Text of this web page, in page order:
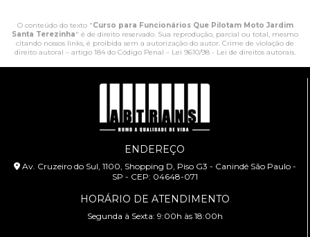
O conteúdo do texto "Curso para Funcionários Que Pilotam Moto Jardim
Santa Terezinha" é de direito reservado. Sua reprodução, parcial ou total, mesmo
citando nossos links, é proibida sem a autorização do autor. Crime de violação de
direito autoral – artigo 184 do Código Penal – Lei 9610/98 - Lei de direitos autorais.
ENDEREÇO
Av. Cruzeiro do Sul, 1100, Shopping D, Piso G3 - Canindé São Paulo -
SP - CEP: 04648-071
HORÁRIO DE ATENDIMENTO
Segunda à Sexta: 9:00h às 18:00h